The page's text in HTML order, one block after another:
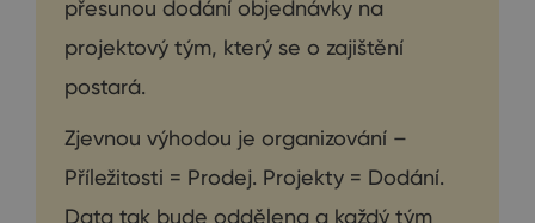
přesunou dodání objednávky na
projektový tým, který se o zajištění
postará.
Zjevnou výhodou je organizování –
Příležitosti = Prodej. Projekty = Dodání.
Data tak bude oddělena a každý tým